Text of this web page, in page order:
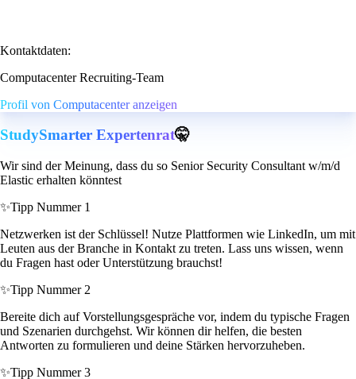
Kontaktdaten:
Computacenter Recruiting-Team
Profil von Computacenter anzeigen
StudySmarter Expertenrat🤫
Wir sind der Meinung, dass du so Senior Security Consultant w/m/d
Elastic erhalten könntest
✨Tipp Nummer 1
Netzwerken ist der Schlüssel! Nutze Plattformen wie LinkedIn, um mit
Leuten aus der Branche in Kontakt zu treten. Lass uns wissen, wenn
du Fragen hast oder Unterstützung brauchst!
✨Tipp Nummer 2
Bereite dich auf Vorstellungsgespräche vor, indem du typische Fragen
und Szenarien durchgehst. Wir können dir helfen, die besten
Antworten zu formulieren und deine Stärken hervorzuheben.
✨Tipp Nummer 3